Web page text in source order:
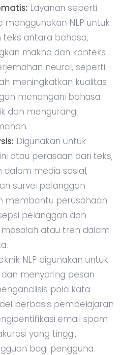
Layanan seperti
menggunakan NLP untuk
antara bahasa,
makna dan konteks
neural, seperti
meningkatkan kualitas
menangani bahasa
dan mengurangi
Digunakan untuk
atau perasaan dari teks,
dalam media sosial,
survei pelanggan.
membantu perusahaan
pelanggan dan
atau tren dalam
NLP digunakan untuk
menyaring pesan
pola kata
berbasis pembelajaran
email spam
yang tinggi,
bagi pengguna.